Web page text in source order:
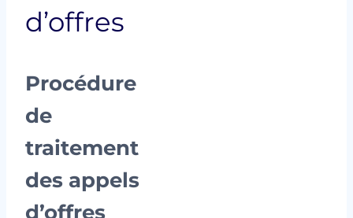
d’offres
Procédure
de
traitement
des appels
d’offres